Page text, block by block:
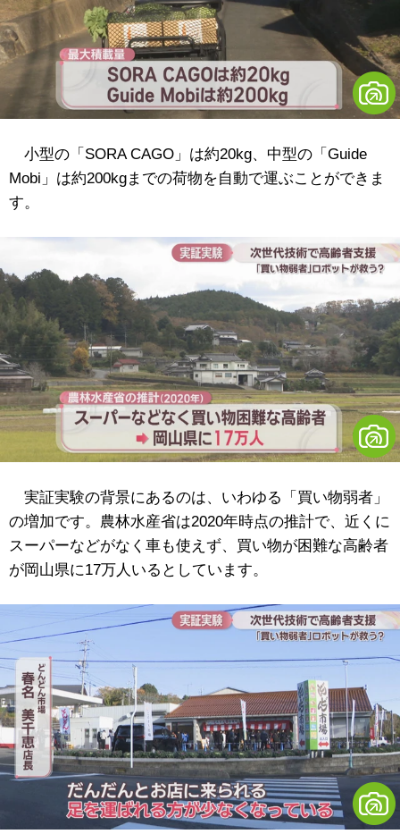
小型の「SORA CAGO」は約20kg、中型の「Guide
Mobi」は約200kgまでの荷物を自動で運ぶことができま
す。
実証実験の背景にあるのは、いわゆる「買い物弱者」
の増加です。農林水産省は2020年時点の推計で、近くに
スーパーなどがなく車も使えず、買い物が困難な高齢者
が岡山県に17万人いるとしています。